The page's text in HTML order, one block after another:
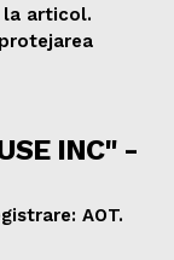
la articol.
INC" -
AOT.